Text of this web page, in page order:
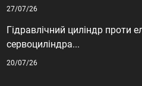
27/07/26
Гідравлічний циліндр проти
сервоциліндра...
20/07/26